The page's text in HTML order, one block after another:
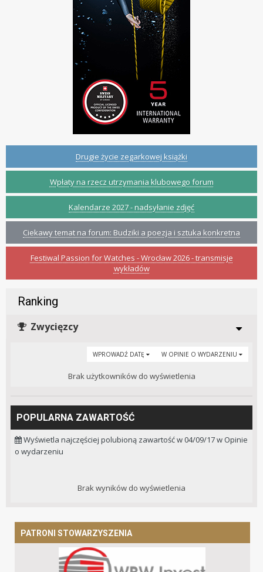
Drugie życie zegarkowej książki
Wpłaty na rzecz utrzymania klubowego forum
Kalendarze 2027 - nadsyłanie zdjęć
Ciekawy temat na forum: Budziki a poezja i sztuka konkretna
Festiwal Passion for Watches - Wrocław 2026 - transmisje
wykładów
Ranking
Zwycięzcy
W OPINIE O WYDARZENIU
WPROWADŹ DATĘ
Brak użytkowników do wyświetlenia
POPULARNA ZAWARTOŚĆ
Wyświetla najczęściej polubioną zawartość w 04/09/17 w Opinie
o wydarzeniu
Brak wyników do wyświetlenia
PATRONI STOWARZYSZENIA